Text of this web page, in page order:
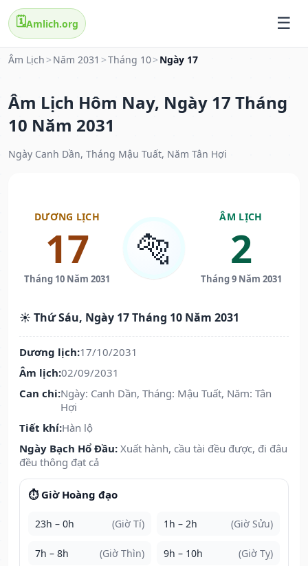
🗓️Amlich.org
Âm Lịch > Năm 2031 >Tháng 10> Ngày 17
Âm Lịch Hôm Nay, Ngày 17 Tháng
10 Năm 2031
Ngày Canh Dần, Tháng Mậu Tuất, Năm Tân Hợi
DƯƠNG LỊCH
17
Tháng 10 Năm 2031
🐅
ÂM LỊCH
2
Tháng 9 Năm 2031
☀️ Thứ Sáu, Ngày 17 Tháng 10 Năm 2031
Dương lịch:17/10/2031
Âm lịch:02/09/2031
Can chi:Ngày: Canh Dần, Tháng: Mậu Tuất, Năm: Tân
Hợi
Tiết khí:Hàn lộ
Ngày Bạch Hổ Đầu: Xuất hành, cầu tài đều được, đi đâu
đều thông đạt cả
⏱️ Giờ Hoàng đạo
23h – 0h (Giờ Tí) 1h – 2h (Giờ Sửu)
7h – 8h (Giờ Thìn) 9h – 10h (Giờ Tỵ)